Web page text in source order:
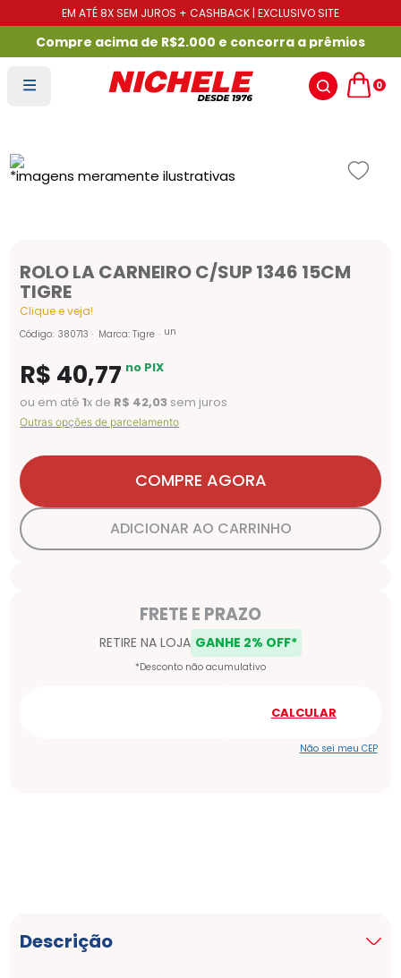
EM ATÉ 8X SEM JUROS + CASHBACK | EXCLUSIVO SITE
Compre acima de R$2.000 e concorra a prêmios
0
ROLO LA CARNEIRO C/SUP 1346 15CM
TIGRE
Clique e veja!
Código: 380713 Marca:Tigre un
R$ 40,77 no PIX
ou em até1x de R$ 42,03 sem juros
Outras opções de parcelamento
COMPRE AGORA
ADICIONAR AO CARRINHO
Não sei meu CEP
Descrição